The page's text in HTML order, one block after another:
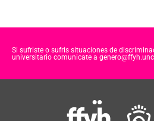
Si sufriste o sufris situaciones de
universitario comunicate a